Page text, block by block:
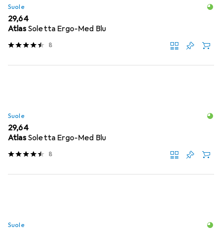
Suole
EUR
29,64
Atlas Soletta Ergo-Med Blu
8
Suole
EUR
29,64
Atlas Soletta Ergo-Med Blu
8
Suole